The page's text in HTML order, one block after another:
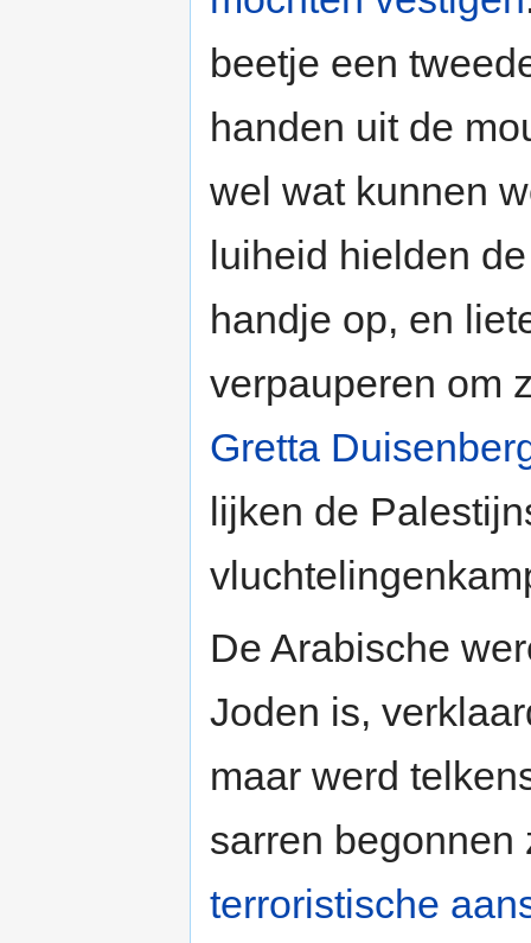
beetje een
handen uit de
wel wat kunnen
luiheid hielden
handje op, en
verpauperen om
Gretta
lijken de
De Arabische
Joden is,
maar werd
sarren begonnen
terroristische